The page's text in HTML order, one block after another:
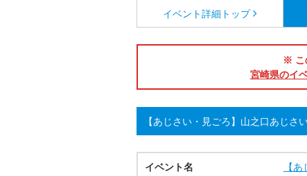
イベント詳細 トップ
※ こ
宮崎県のイ
【あじさい・見ごろ】山之口あじさ
イベント名 【